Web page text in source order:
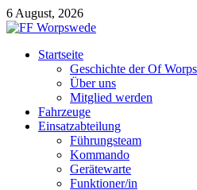
6 August, 2026
Startseite
Geschichte der Of
Über uns
Mitglied werden
Fahrzeuge
Einsatzabteilung
Führungsteam
Kommando
Gerätewarte
Funktioner/in